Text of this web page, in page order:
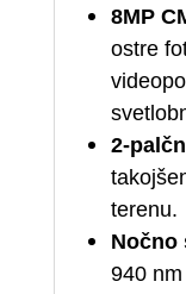
8MP
ostre
terenu.
Nočno
940